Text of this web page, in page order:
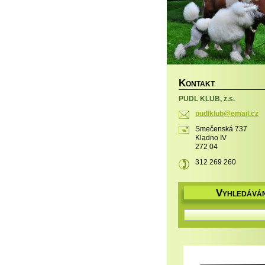
KONTAKT
PUDL KLUB, z.s.
pudlklub@email.cz
Smečenská 737
Kladno IV
272 04
312 269 260
V